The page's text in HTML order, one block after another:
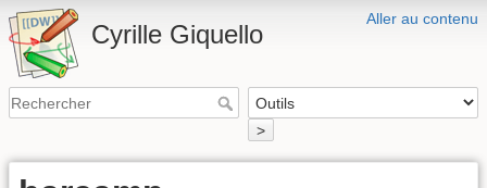
Aller au contenu
Cyrille Giquello
>